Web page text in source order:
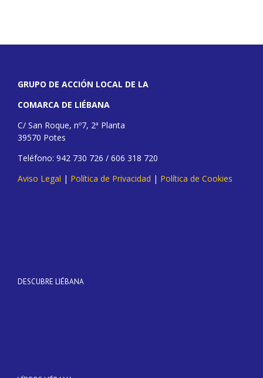
GRUPO DE ACCIÓN LOCAL DE LA
COMARCA DE LIÉBANA
C/ San Roque, nº7, 2ª Planta
39570 Potes
Teléfono: 942 730 726 / 606 318 720
Aviso Legal | Política de Privacidad | Política de Cookies
DESCUBRE LIÉBANA